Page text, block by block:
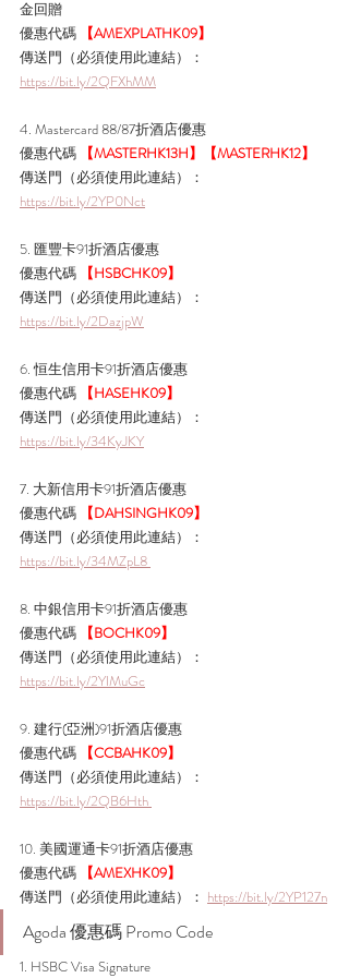
金回贈
優惠代碼 【AMEXPLATHK09】
傳送門（必須使用此連結）：
https://bit.ly/2QFXhMM
4. Mastercard 88/87折酒店優惠
優惠代碼 【MASTERHK13H】【MASTERHK12】
傳送門（必須使用此連結）：
https://bit.ly/2YP0Nct
5. 匯豐卡91折酒店優惠
優惠代碼 【HSBCHK09】
傳送門（必須使用此連結）：
https://bit.ly/2DazjpW
6. 恒生信用卡91折酒店優惠
優惠代碼 【HASEHK09】
傳送門（必須使用此連結）：
https://bit.ly/34KyJKY
7. 大新信用卡91折酒店優惠
優惠代碼 【DAHSINGHK09】
傳送門（必須使用此連結）：
https://bit.ly/34MZpL8
8. 中銀信用卡91折酒店優惠
優惠代碼 【BOCHK09】
傳送門（必須使用此連結）：
https://bit.ly/2YIMuGc
9. 建行(亞洲)91折酒店優惠
優惠代碼 【CCBAHK09】
傳送門（必須使用此連結）：
https://bit.ly/2QB6Hth
10. 美國運通卡91折酒店優惠
優惠代碼 【AMEXHK09】
傳送門（必須使用此連結）： https://bit.ly/2YP127n
Agoda 優惠碼 Promo Code
1. HSBC Visa Signature